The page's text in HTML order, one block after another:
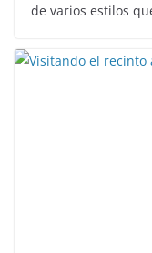
de varios estilos